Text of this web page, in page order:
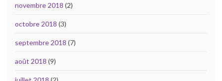
novembre 2018 (2)
octobre 2018 (3)
septembre 2018 (7)
août 2018 (9)